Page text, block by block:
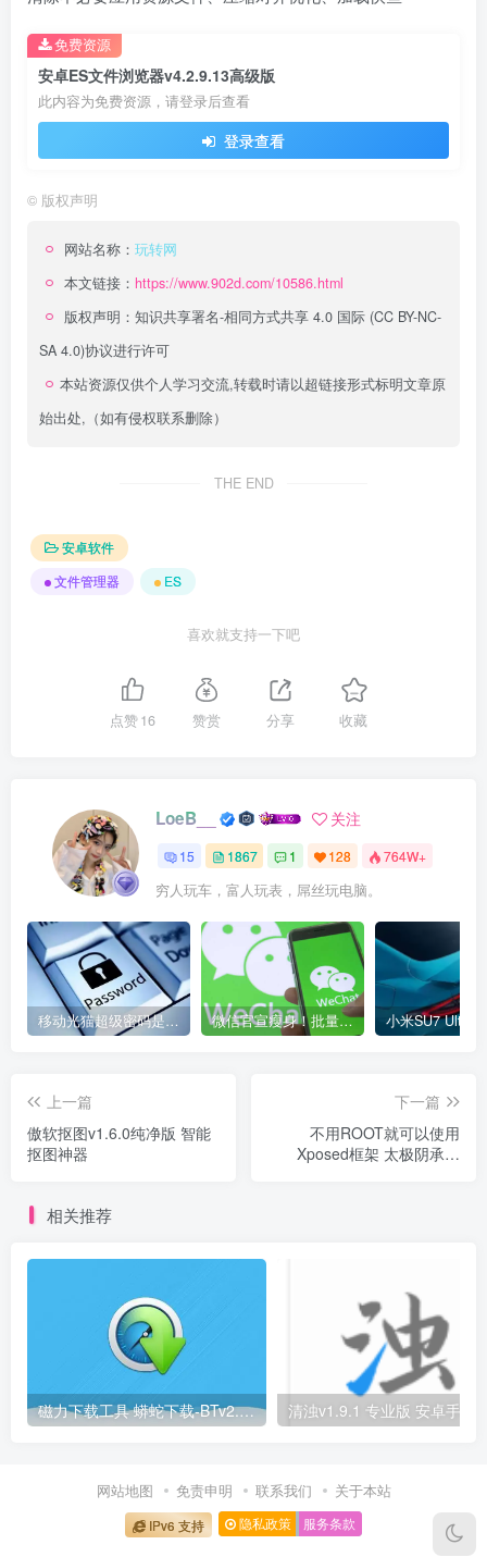
安卓ES文件浏览器v4.2.9.13高级版
此内容为免费资源，请登录后查看
登录查看
免费资源
© 版权声明
网站名称： 玩转网
本文链接： https://www.902d.com/10586.html
版权声明： 知识共享署名-相同方式共享 4.0 国际 (CC BY-NC-
SA 4.0)协议进行许可
本站资源仅供个人学习交流,转载时请以超链接形式标明文章原
始出处,（如有侵权联系删除）
THE END
安卓软件
文件管理器
ES
喜欢就支持一下吧
点赞16 赞赏 分享 收藏
LoeB__ 关注
15 1867 1 128 764W+
穷人玩车，富人玩表，屌丝玩电脑。
移动光猫超级密码是多少？移动光猫超级管理员后台账号与密码 微信官宣瘦身！批量清理原图新功能来了 安卓、iOS均可使用
上一篇
傲软抠图v1.6.0纯净版 智能
抠图神器
下一篇
不用ROOT就可以使用
Xposed框架 太极阴承影
相关推荐
磁力下载工具 蟒蛇下载-BTv2.8V2支持下载各种资源
网站地图 免责申明 联系我们 关于本站
IPv6 支持 隐私政策 服务条款